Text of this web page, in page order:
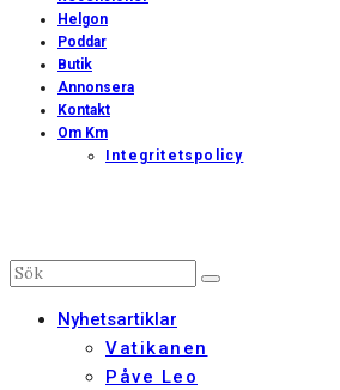
Helgon
Poddar
Butik
Annonsera
Kontakt
Om Km
Integritetspolicy
Nyhetsartiklar
Vatikanen
Påve Leo